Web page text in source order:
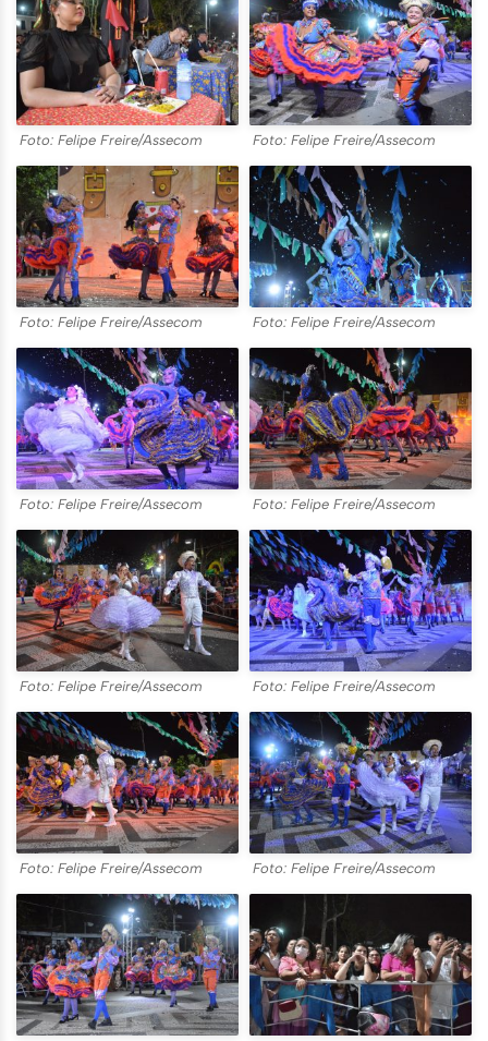
Foto: Felipe Freire/Assecom Foto: Felipe Freire/Assecom
Foto: Felipe Freire/Assecom Foto: Felipe Freire/Assecom
Foto: Felipe Freire/Assecom Foto: Felipe Freire/Assecom
Foto: Felipe Freire/Assecom Foto: Felipe Freire/Assecom
Foto: Felipe Freire/Assecom Foto: Felipe Freire/Assecom